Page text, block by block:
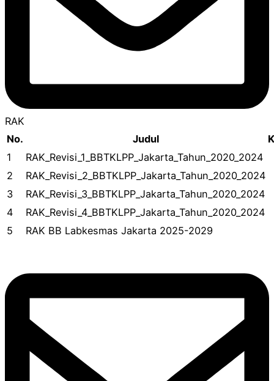
RAK
No.
Judul
1
RAK_Revisi_1_BBTKLPP_Jakarta_Tahun_2020_2024
2
RAK_Revisi_2_BBTKLPP_Jakarta_Tahun_2020_2024
3
RAK_Revisi_3_BBTKLPP_Jakarta_Tahun_2020_2024
4
RAK_Revisi_4_BBTKLPP_Jakarta_Tahun_2020_2024
5
RAK BB Labkesmas Jakarta 2025-2029